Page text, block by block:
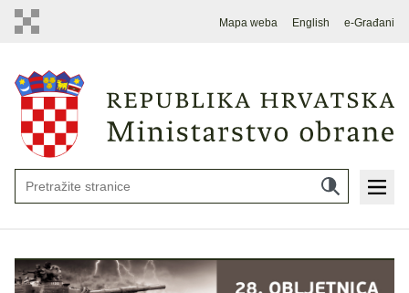
Mapa weba English e-Građani